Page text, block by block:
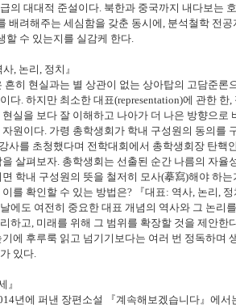
의 대대적 준설이다. 북한과 중국까지 내다보는
배려해주는 세심함을 갖춘 동시에, 분석철학 전공
할 수 있는지를 실감케 한다.
사, 논리, 정치 』
흔히 현실과는 별 상관이 없는 상아탑의 고담준론
다. 하지만 최소한 대표(representation)에 관한 한,
실을 보다 잘 이해하고 나아가 더 나은 방향으로
자원이다. 가령 총학생회가 학내 구성원의 동의를
강사를 초청했다며 전학대회에서 총학생회장 탄핵
을 살펴보자. 총학생회는 선출된 순간 나름의 자율
면 학내 구성원의 뜻을 철저히 모사(摹寫)해야 하는
를 확인할 수 있는 방법은? 『대표: 역사, 논리, 정
에도 여전히 중요한 대표 개념의 역사와 그 논리
하고, 미래를 위해 그 범위를 확장할 것을 제안한
기에 후루룩 읽고 넘기기보다는 여러 번 정독하며
있다.
』
년에 퍼낸 장편소설 『계속해보겠습니다』 에서